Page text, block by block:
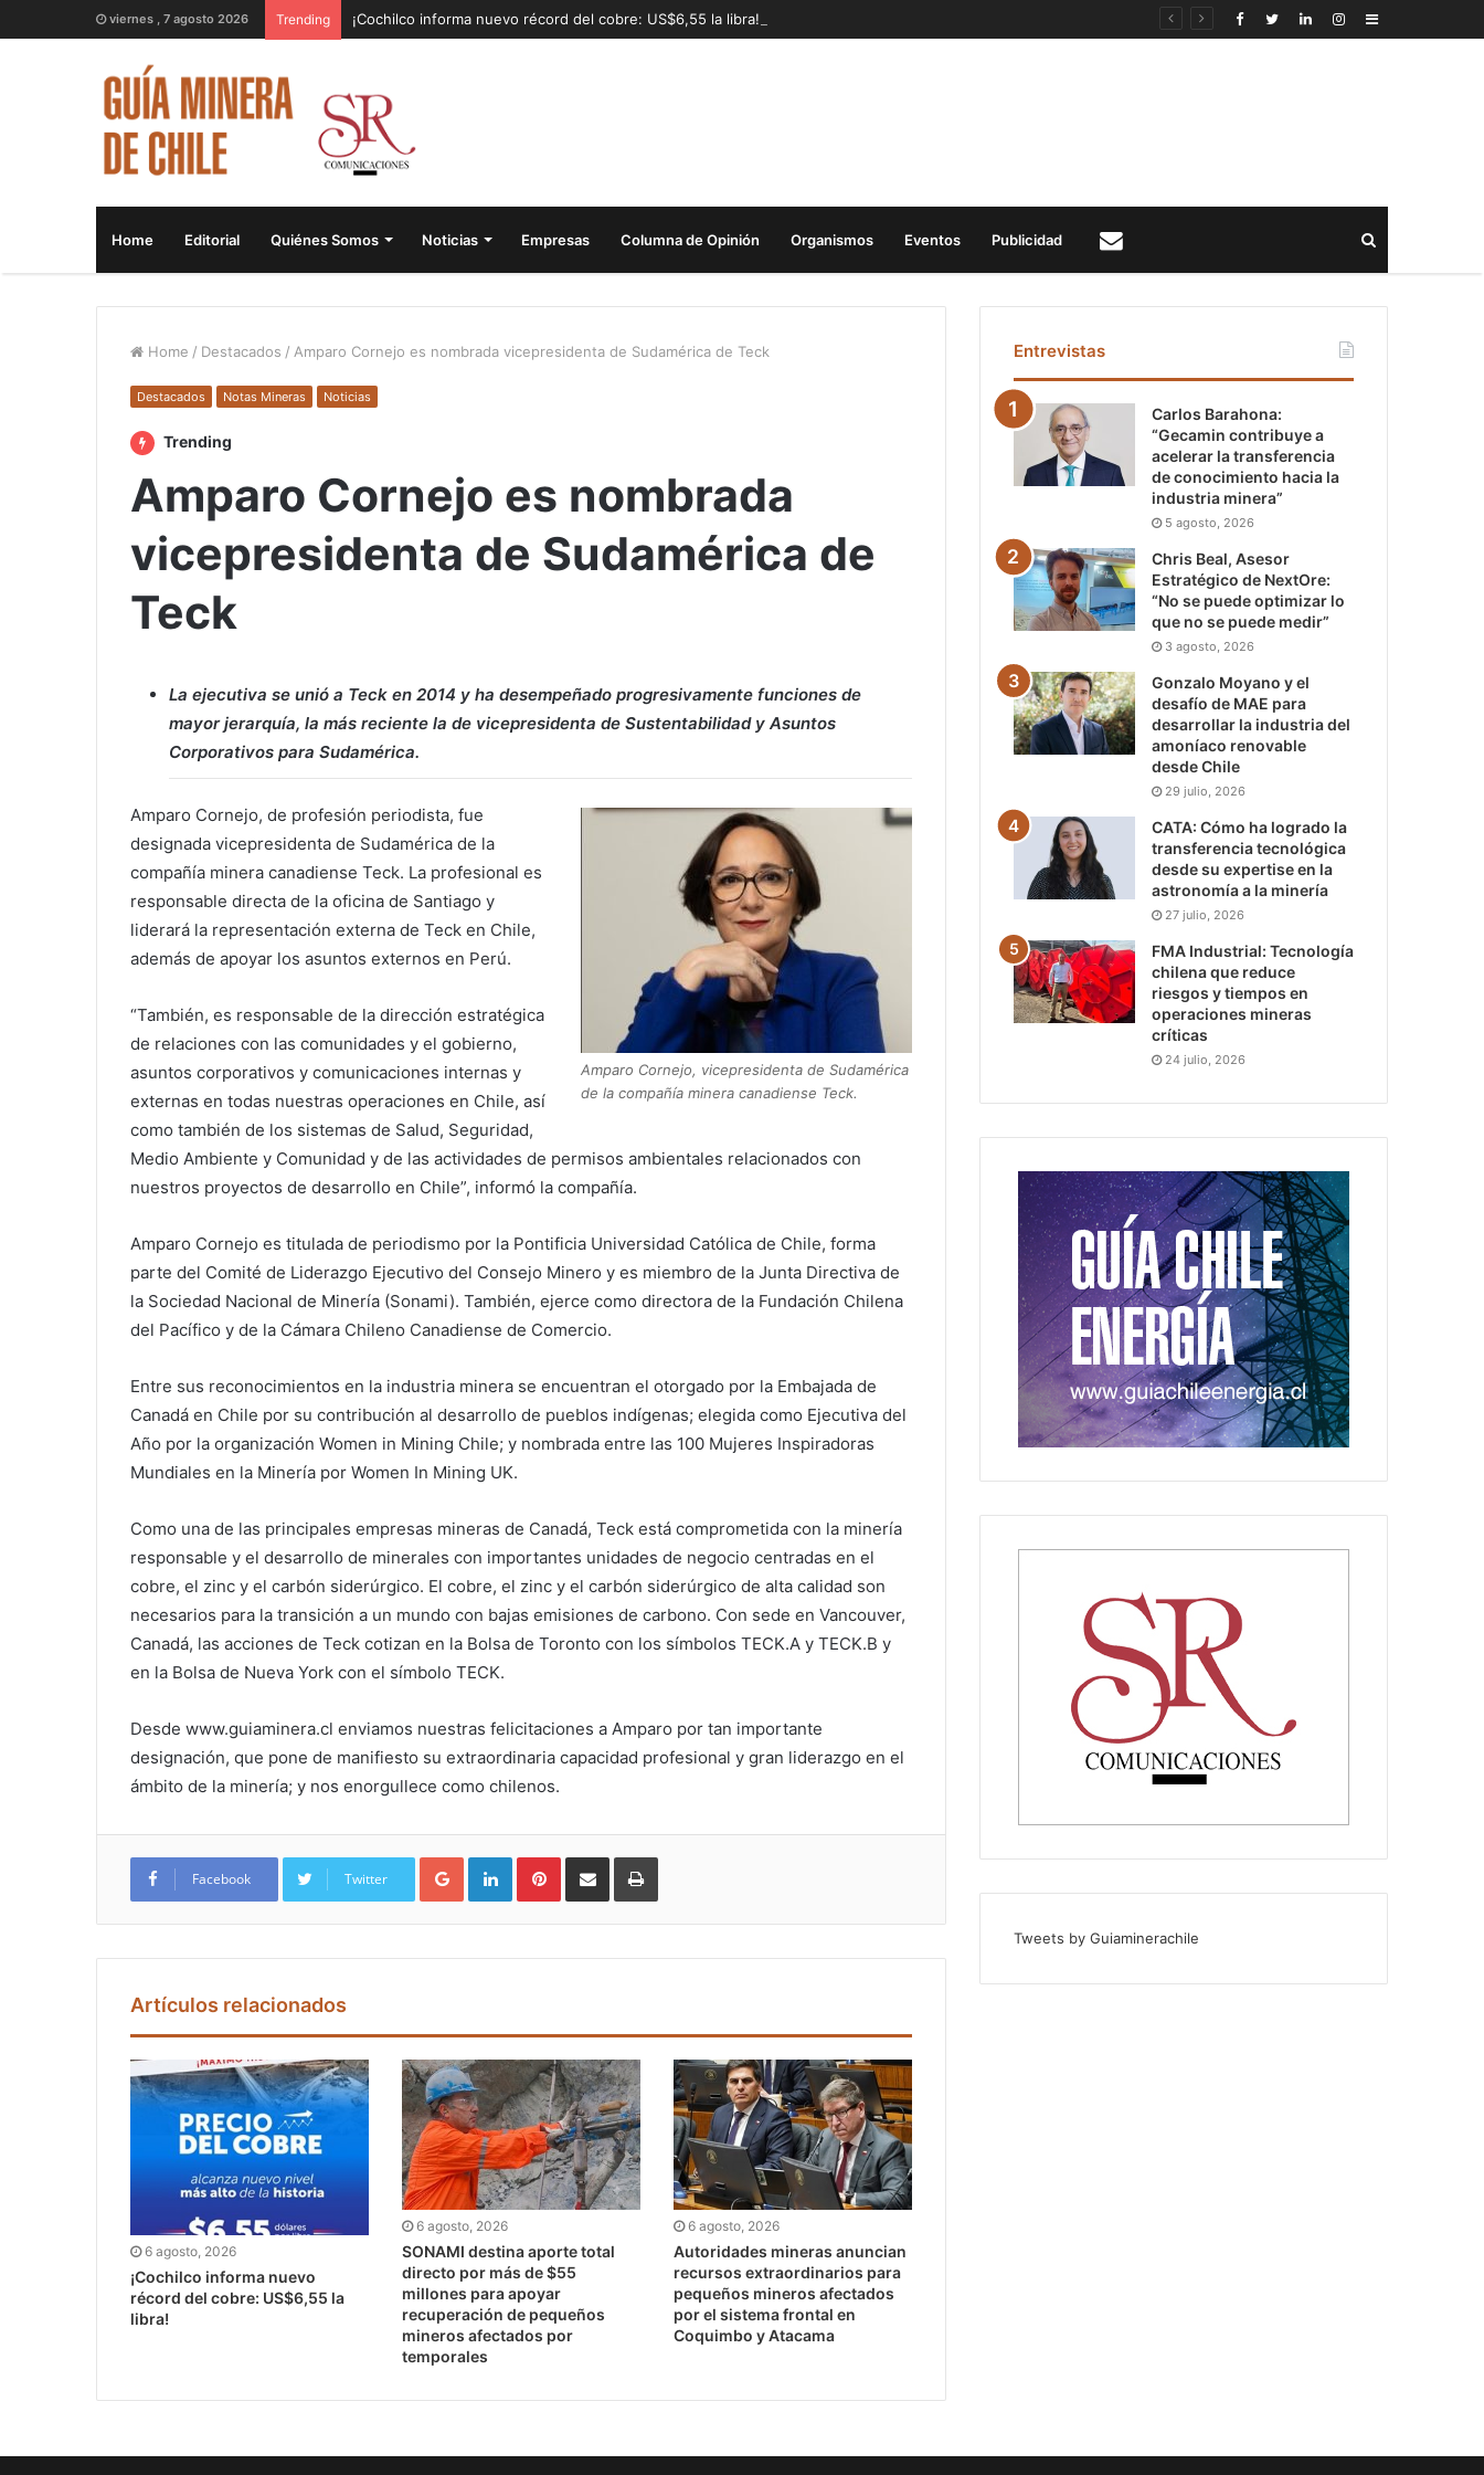
viernes , 7 agosto 2026 Trending ¡Cochilco informa nuevo récord del cobre: US$6,55 la libra! Sidebar
Home Editorial Quiénes Somos Noticias Empresas Columna de Opinión Organismos Eventos Publicidad
Home / Destacados / Amparo Cornejo es nombrada vicepresidenta de Sudamérica de Teck
Destacados Notas Mineras Noticias
Trending
Amparo Cornejo es nombrada
vicepresidenta de Sudamérica de
Teck
La ejecutiva se unió a Teck en 2014 y ha desempeñado progresivamente funciones de
mayor jerarquía, la más reciente la de vicepresidenta de Sustentabilidad y Asuntos
Corporativos para Sudamérica.
Amparo Cornejo, vicepresidenta de Sudamérica
de la compañía minera canadiense Teck.
Amparo Cornejo, de profesión periodista, fue
designada vicepresidenta de Sudamérica de la
compañía minera canadiense Teck. La profesional es
responsable directa de la oficina de Santiago y
liderará la representación externa de Teck en Chile,
además de apoyar los asuntos externos en Perú.
“También, es responsable de la dirección estratégica
de relaciones con las comunidades y el gobierno,
asuntos corporativos y comunicaciones internas y
externas en todas nuestras operaciones en Chile, así
como también de los sistemas de Salud, Seguridad,
Medio Ambiente y Comunidad y de las actividades de permisos ambientales relacionados con
nuestros proyectos de desarrollo en Chile”, informó la compañía.
Amparo Cornejo es titulada de periodismo por la Pontificia Universidad Católica de Chile, forma
parte del Comité de Liderazgo Ejecutivo del Consejo Minero y es miembro de la Junta Directiva de
la Sociedad Nacional de Minería (Sonami). También, ejerce como directora de la Fundación Chilena
del Pacífico y de la Cámara Chileno Canadiense de Comercio.
Entre sus reconocimientos en la industria minera se encuentran el otorgado por la Embajada de
Canadá en Chile por su contribución al desarrollo de pueblos indígenas; elegida como Ejecutiva del
Año por la organización Women in Mining Chile; y nombrada entre las 100 Mujeres Inspiradoras
Mundiales en la Minería por Women In Mining UK.
Como una de las principales empresas mineras de Canadá, Teck está comprometida con la minería
responsable y el desarrollo de minerales con importantes unidades de negocio centradas en el
cobre, el zinc y el carbón siderúrgico. El cobre, el zinc y el carbón siderúrgico de alta calidad son
necesarios para la transición a un mundo con bajas emisiones de carbono. Con sede en Vancouver,
Canadá, las acciones de Teck cotizan en la Bolsa de Toronto con los símbolos TECK.A y TECK.B y
en la Bolsa de Nueva York con el símbolo TECK.
Desde www.guiaminera.cl enviamos nuestras felicitaciones a Amparo por tan importante
designación, que pone de manifiesto su extraordinaria capacidad profesional y gran liderazgo en el
ámbito de la minería; y nos enorgullece como chilenos.
Facebook Twitter
Google+ LinkedIn Pinterest
Artículos relacionados
6 agosto, 2026
¡Cochilco informa nuevo
récord del cobre: US$6,55 la
libra!
6 agosto, 2026
SONAMI destina aporte total
directo por más de $55
millones para apoyar
recuperación de pequeños
mineros afectados por
temporales
6 agosto, 2026
Autoridades mineras anuncian
recursos extraordinarios para
pequeños mineros afectados
por el sistema frontal en
Coquimbo y Atacama
Entrevistas
Carlos Barahona:
“Gecamin contribuye a
acelerar la transferencia
de conocimiento hacia la
industria minera”
5 agosto, 2026
Chris Beal, Asesor
Estratégico de NextOre:
“No se puede optimizar lo
que no se puede medir”
3 agosto, 2026
Gonzalo Moyano y el
desafío de MAE para
desarrollar la industria del
amoníaco renovable
desde Chile
29 julio, 2026
CATA: Cómo ha logrado la
transferencia tecnológica
desde su expertise en la
astronomía a la minería
27 julio, 2026
FMA Industrial: Tecnología
chilena que reduce
riesgos y tiempos en
operaciones mineras
críticas
24 julio, 2026
Tweets by Guiaminerachile